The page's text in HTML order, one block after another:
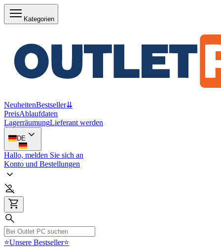
Kategorien
NeuheitenBestseller⇊
PreisAblaufdaten
LagerräumungLieferant werden
DE
Hallo, melden Sie sich an
Konto und Bestellungen
⭐Unsere Bestseller⭐